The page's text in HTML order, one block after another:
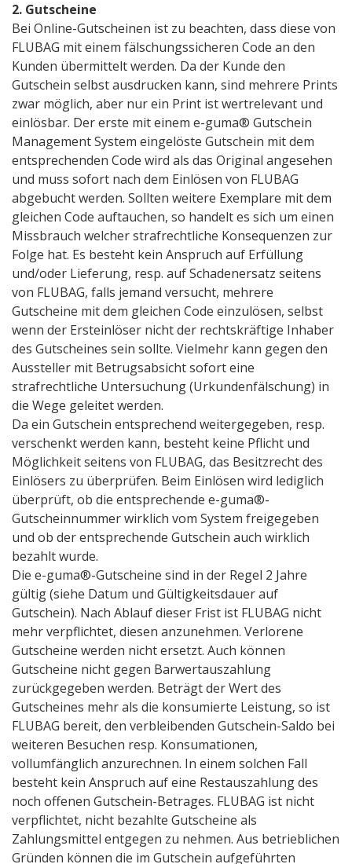
2. Gutscheine
Bei Online-Gutscheinen ist zu beachten, dass diese von
FLUBAG mit einem fälschungssicheren Code an den
Kunden übermittelt werden. Da der Kunde den
Gutschein selbst ausdrucken kann, sind mehrere Prints
zwar möglich, aber nur ein Print ist wertrelevant und
einlösbar. Der erste mit einem e-guma® Gutschein
Management System eingelöste Gutschein mit dem
entsprechenden Code wird als das Original angesehen
und muss sofort nach dem Einlösen von FLUBAG
abgebucht werden. Sollten weitere Exemplare mit dem
gleichen Code auftauchen, so handelt es sich um einen
Missbrauch welcher strafrechtliche Konsequenzen zur
Folge hat. Es besteht kein Anspruch auf Erfüllung
und/oder Lieferung, resp. auf Schadenersatz seitens
von FLUBAG, falls jemand versucht, mehrere
Gutscheine mit dem gleichen Code einzulösen, selbst
wenn der Ersteinlöser nicht der rechtskräftige Inhaber
des Gutscheines sein sollte. Vielmehr kann gegen den
Aussteller mit Betrugsabsicht sofort eine
strafrechtliche Untersuchung (Urkundenfälschung) in
die Wege geleitet werden.
Da ein Gutschein entsprechend weitergegeben, resp.
verschenkt werden kann, besteht keine Pflicht und
Möglichkeit seitens von FLUBAG, das Besitzrecht des
Einlösers zu überprüfen. Beim Einlösen wird lediglich
überprüft, ob die entsprechende e-guma®-
Gutscheinnummer wirklich vom System freigegeben
und ob der entsprechende Gutschein auch wirklich
bezahlt wurde.
Die e-guma®-Gutscheine sind in der Regel 2 Jahre
gültig (siehe Datum und Gültigkeitsdauer auf
Gutschein). Nach Ablauf dieser Frist ist FLUBAG nicht
mehr verpflichtet, diesen anzunehmen. Verlorene
Gutscheine werden nicht ersetzt. Auch können
Gutscheine nicht gegen Barwertauszahlung
zurückgegeben werden. Beträgt der Wert des
Gutscheines mehr als die konsumierte Leistung, so ist
FLUBAG bereit, den verbleibenden Gutschein-Saldo bei
weiteren Besuchen resp. Konsumationen,
vollumfänglich anzurechnen. In einem solchen Fall
besteht kein Anspruch auf eine Restauszahlung des
noch offenen Gutschein-Betrages. FLUBAG ist nicht
verpflichtet, nicht bezahlte Gutscheine als
Zahlungsmittel entgegen zu nehmen. Aus betrieblichen
Gründen können die im Gutschein aufgeführten